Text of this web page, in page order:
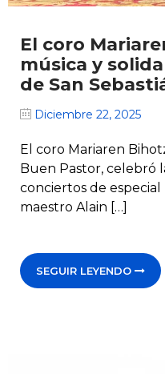
El coro
música y
de San
Diciembre 22, 2025
El coro Mariaren
Buen Pastor, celebró
conciertos de
maestro Alain […]
SEGUIR LEYENDO